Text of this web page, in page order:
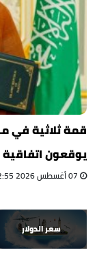
قمة ثلاثية في
يوقعون
سعر الدولار